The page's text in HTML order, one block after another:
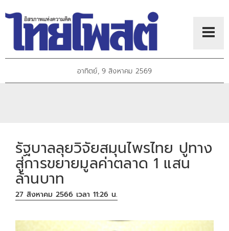
อาทิตย์, 9 สิงหาคม 2569
รัฐบาลลุยวิจัยสมุนไพรไทย ปูทาง
สู่การขยายมูลค่าตลาด 1 แสน
ล้านบาท
27 สิงหาคม 2566 เวลา 11:26 น.